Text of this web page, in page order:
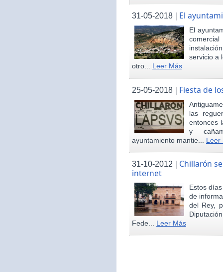
31-05-2018 | El
El
servicio a
otro... Leer Más
25-05-2018 | Fiesta de
las
entonces
y
ayuntamiento mantie... Leer
31-10-2012 | Chillarón
internet
Estos
de
del Rey,
Fede... Leer Más